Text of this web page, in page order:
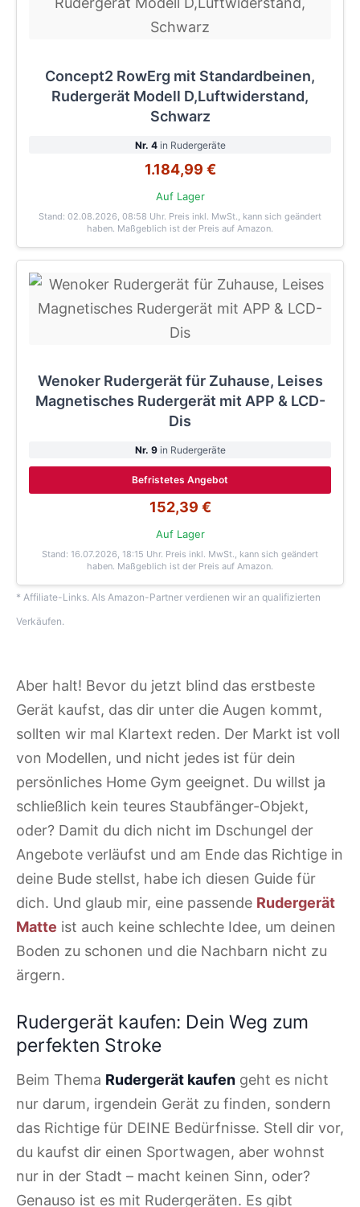
Concept2 RowErg mit Standardbeinen,
Rudergerät Modell D,Luftwiderstand,
Schwarz
Nr. 4in Rudergeräte
1.184,99 €
Auf Lager
Stand: 02.08.2026, 08:58 Uhr. Preis inkl. MwSt., kann sich geändert
haben. Maßgeblich ist der Preis auf Amazon.
Wenoker Rudergerät für Zuhause, Leises
Magnetisches Rudergerät mit APP & LCD-
Dis
Nr. 9in Rudergeräte
Befristetes Angebot
152,39 €
Auf Lager
Stand: 16.07.2026, 18:15 Uhr. Preis inkl. MwSt., kann sich geändert
haben. Maßgeblich ist der Preis auf Amazon.
* Affiliate-Links. Als Amazon-Partner verdienen wir an qualifizierten
Verkäufen.
Aber halt! Bevor du jetzt blind das erstbeste
Gerät kaufst, das dir unter die Augen kommt,
sollten wir mal Klartext reden. Der Markt ist voll
von Modellen, und nicht jedes ist für dein
persönliches Home Gym geeignet. Du willst ja
schließlich kein teures Staubfänger-Objekt,
oder? Damit du dich nicht im Dschungel der
Angebote verläufst und am Ende das Richtige in
deine Bude stellst, habe ich diesen Guide für
dich. Und glaub mir, eine passende Rudergerät
Matte ist auch keine schlechte Idee, um deinen
Boden zu schonen und die Nachbarn nicht zu
ärgern.
Rudergerät kaufen: Dein Weg zum
perfekten Stroke
Beim Thema Rudergerät kaufen geht es nicht
nur darum, irgendein Gerät zu finden, sondern
das Richtige für DEINE Bedürfnisse. Stell dir vor,
du kaufst dir einen Sportwagen, aber wohnst
nur in der Stadt – macht keinen Sinn, oder?
Genauso ist es mit Rudergeräten. Es gibt